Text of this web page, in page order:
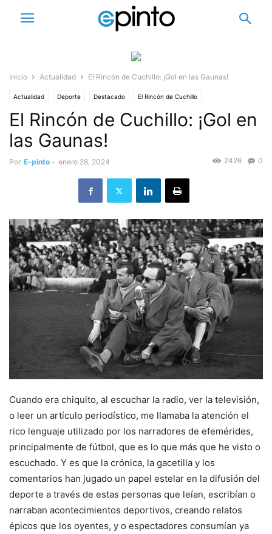
Inicio Actualidad El Rincón de Cuchillo: ¡Gol en las Gaunas!
Actualidad Deporte Destacado El Rincón de Cuchillo
El Rincón de Cuchillo: ¡Gol en
las Gaunas!
Por E-pinto - enero 28, 2024 0
2426
Cuando era chiquito, al escuchar la radio, ver la televisión,
o leer un artículo periodístico, me llamaba la atención el
rico lenguaje utilizado por los narradores de efemérides,
principalmente de fútbol, que es lo que más que he visto o
escuchado. Y es que la crónica, la gacetilla y los
comentarios han jugado un papel estelar en la difusión del
deporte a través de estas personas que leían, escribían o
narraban acontecimientos deportivos, creando relatos
épicos que los oyentes, y o espectadores consumían ya